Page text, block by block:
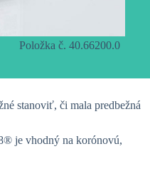
Položka č. 40.66200.0
stanoviť, či mala predbežná
je vhodný na korónovú,